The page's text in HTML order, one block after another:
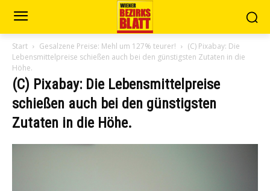
Start Gesalzene Preise: Mehl um 127% teurer!
(C) Pixabay: Die
Lebensmittelpreise schießen auch bei den günstigsten Zutaten in die
Höhe.
(C) Pixabay: Die Lebensmittelpreise
schießen auch bei den günstigsten
Zutaten in die Höhe.